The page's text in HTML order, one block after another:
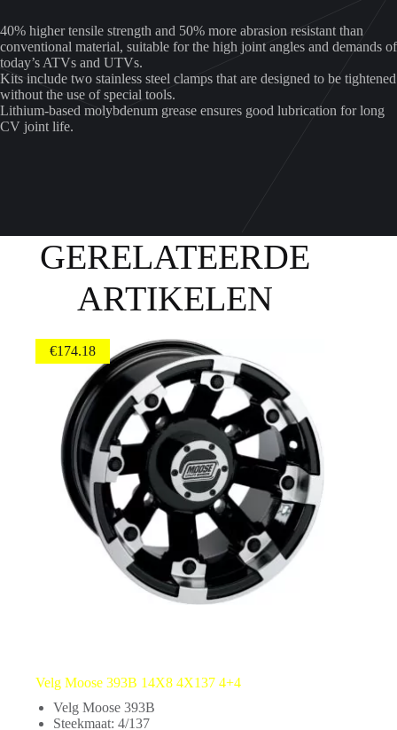
40% higher tensile strength and 50% more abrasion resistant than
conventional material, suitable for the high joint angles and demands of
today’s ATVs and UTVs.
Kits include two stainless steel clamps that are designed to be tightened
without the use of special tools.
Lithium-based molybdenum grease ensures good lubrication for long
CV joint life.
GERELATEERDE
ARTIKELEN
Velg Moose 393B 14X8 4X137 4+4
€174.18
Velg Moose 393B
Steekmaat: 4/137